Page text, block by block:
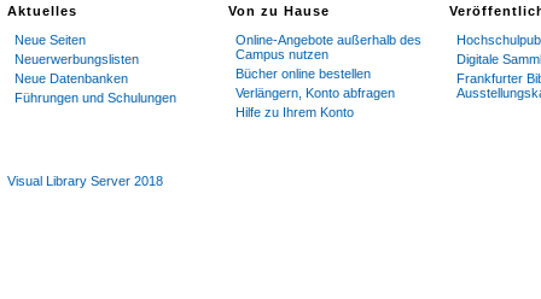
Aktuelles
Neue Seiten
Neuerwerbungslisten
Neue Datenbanken
Führungen und Schulungen
Von zu Hause
Online-Angebote außerhalb des
Campus nutzen
Bücher online bestellen
Verlängern, Konto abfragen
Hilfe zu Ihrem Konto
Digitale
Frankfurter
Visual Library Server 2018